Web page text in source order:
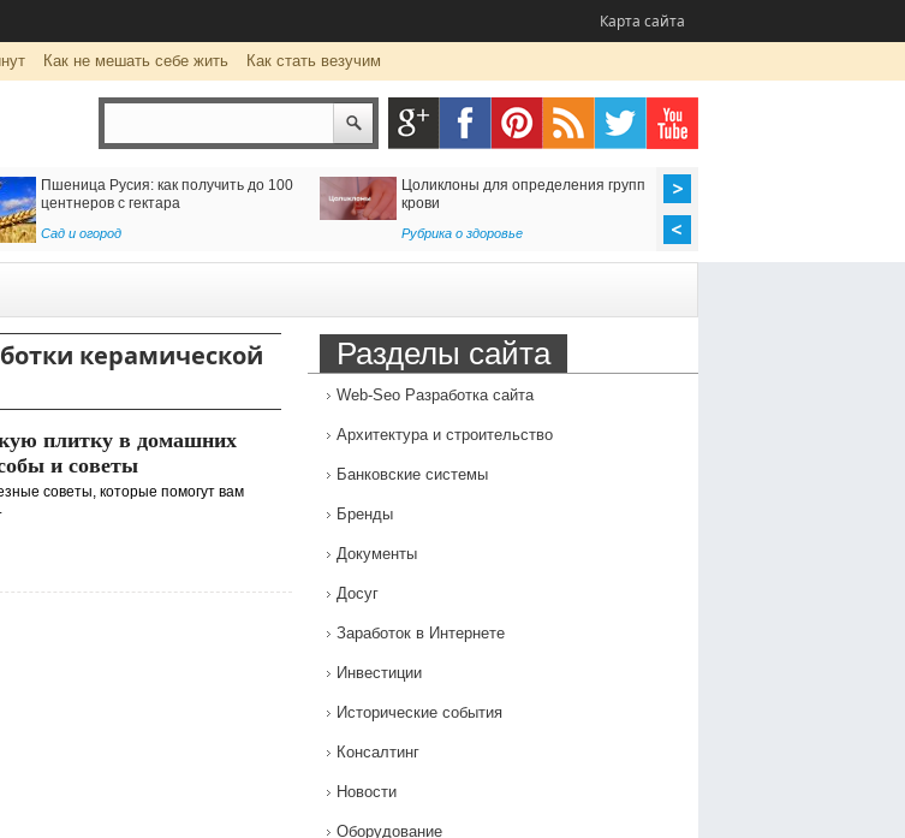
Карта сайта
Как не мешать себе жить Как стать везучим
Пшеница Русия: как получить до 100
центнеров с гектара
Сад и огород
Цоликлоны для определения групп
крови
Рубрика о здоровье
керамической
плитку в домашних
и советы
советы, которые помогут вам
Разделы сайта
Web-Seo Разработка сайта
Архитектура и строительство
Банковские системы
Бренды
Документы
Досуг
Заработок в Интернете
Инвестиции
Исторические события
Консалтинг
Новости
Оборудование